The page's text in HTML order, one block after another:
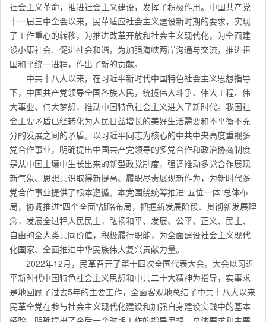
社会主义革命，推进社会主义建设，发挥了积极作用。中国共产党
十一届三中全会以来，民革适应社会主义建设新时期的要求，实现
了工作重心的转移，为推进改革开放和社会主义现代化，为全面建
设小康社会、促进社会和谐，为加强海峡两岸沟通与交流，推进祖
国和平统一进程，作出了新的贡献。
中共十八大以来，在习近平新时代中国特色社会主义思想指导
下，中国共产党领导全国各族人民，统揽伟大斗争、伟大工程、伟
大事业、伟大梦想，推动中国特色社会主义进入了新时代。我国社
会主要矛盾已经转化为人民日益增长的美好生活需要和不平衡不充
分的发展之间的矛盾。以习近平同志为核心的中共中央高度重视多
党合作事业，明确提出中国共产党领导的多党合作和政治协商制度
是从中国土壤中生长出来的新型政党制度，强调推动多党合作展现
新气象、思想共识取得新提高、履职尽责展现新作为，为新时代多
党合作事业提供了根本遵循。本党围绕统筹推进“五位一体”总体布
局，协调推进“四个全面”战略布局，把握新发展阶段、贯彻新发展理
念，发展全过程人民民主，弘扬和平、发展、公平、正义、民主、
自由的全人类共同价值，积极履行职能，为全面建设社会主义现代
化国家、全面推进中华民族伟大复兴贡献力量。
2022年12月，民革召开了第十四次全国代表大会。大会以习近
平新时代中国特色社会主义思想和中共二十大精神为指导，实事求
是地回顾了过去5年的主要工作，全面客观地总结了中共十八大以来
民革全党在参与社会主义现代化建设和加强自身建设实践中的基本